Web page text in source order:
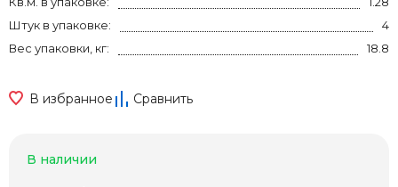
Штук в упаковке:
4
Вес упаковки, кг:
18.8
В избранное Сравнить
В наличии